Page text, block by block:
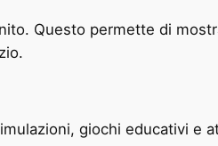
Questo permette di
giochi educativi e